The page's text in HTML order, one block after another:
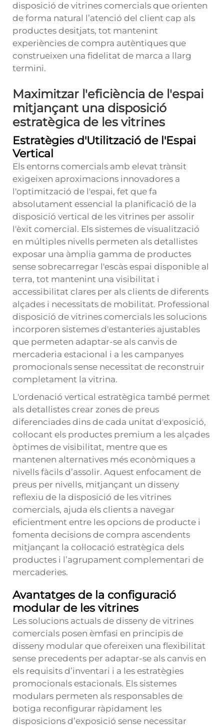
disposició de vitrines comercials que orienten
de forma natural l’atenció del client cap als
productes desitjats, tot mantenint
experiències de compra autèntiques que
construeixen una fidelitat de marca a llarg
termini.
Maximitzar l'eficiència de l'espai
mitjançant una disposició
estratègica de les vitrines
Estratègies d'Utilització de l'Espai
Vertical
Els entorns comercials amb elevat trànsit
exigeixen aproximacions innovadores a
l'optimització de l'espai, fet que fa
absolutament essencial la planificació de la
disposició vertical de les vitrines per assolir
l'èxit comercial. Els sistemes de visualització
en múltiples nivells permeten als detallistes
exposar una àmplia gamma de productes
sense sobrecarregar l'escàs espai disponible al
terra, tot mantenint una visibilitat i
accessibilitat clares per als clients de diferents
alçades i necessitats de mobilitat. Professional
disposició de vitrines comercials les solucions
incorporen sistemes d'estanteries ajustables
que permeten adaptar-se als canvis de
mercaderia estacional i a les campanyes
promocionals sense necessitat de reconstruir
completament la vitrina.
L'ordenació vertical estratègica també permet
als detallistes crear zones de preus
diferenciades dins de cada unitat d'exposició,
col·locant els productes premium a les alçades
òptimes de visibilitat, mentre que es
mantenen alternatives més econòmiques a
nivells fàcils d’assolir. Aquest enfocament de
preus per nivells, mitjançant un disseny
reflexiu de la disposició de les vitrines
comercials, ajuda els clients a navegar
eficientment entre les opcions de producte i
fomenta decisions de compra ascendents
mitjançant la col·locació estratègica dels
productes i l’agrupament complementari de
mercaderies.
Avantatges de la configuració
modular de les vitrines
Les solucions actuals de disseny de vitrines
comercials posen èmfasi en principis de
disseny modular que ofereixen una flexibilitat
sense precedents per adaptar-se als canvis en
els requisits d’inventari i a les estratègies
promocionals estacionals. Els sistemes
modulars permeten als responsables de
botiga reconfigurar ràpidament les
disposicions d’exposició sense necessitar